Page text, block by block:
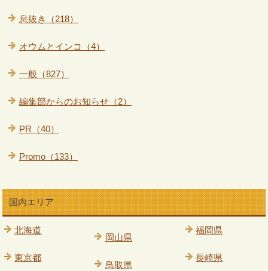
息抜き（218）
オウムとインコ（4）
一般（827）
編集部からのお知らせ（2）
PR（40）
Promo（133）
国内エリア
北海道
東京都
岡山県
鳥取県
福岡県
長崎県